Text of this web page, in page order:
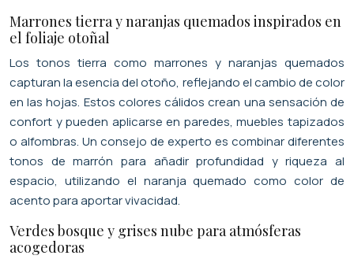
Marrones tierra y naranjas quemados inspirados en
el foliaje otoñal
Los tonos tierra como marrones y naranjas quemados
capturan la esencia del otoño, reflejando el cambio de color
en las hojas. Estos colores cálidos crean una sensación de
confort y pueden aplicarse en paredes, muebles tapizados
o alfombras. Un consejo de experto es combinar diferentes
tonos de marrón para añadir profundidad y riqueza al
espacio, utilizando el naranja quemado como color de
acento para aportar vivacidad.
Verdes bosque y grises nube para atmósferas
acogedoras